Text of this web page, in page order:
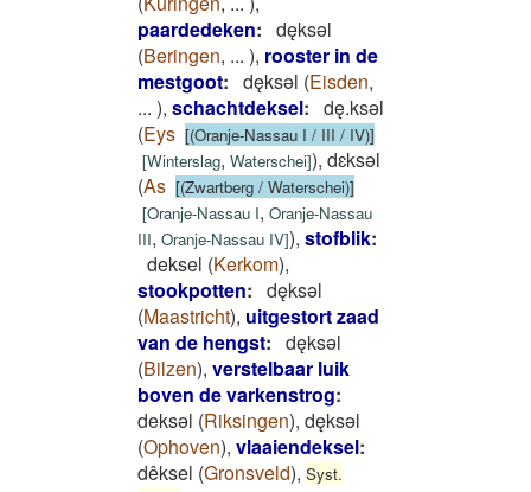
paardedeken: dęksǝl
(Beringen, ... ), rooster in de
mestgoot: dęksǝl (Eisden,
... ), schachtdeksel: dę.ksǝl
(Eys [(Oranje-Nassau I / III / IV)]
[Winterslag, Waterschei]), dɛksǝl
(As [(Zwartberg / Waterschei)]
[Oranje-Nassau I, Oranje-Nassau
III, Oranje-Nassau IV]), stofblik:
deksel (Kerkom),
stookpotten: dęksǝl
(Maastricht), uitgestort zaad
van de hengst: dęksǝl
(Bilzen), verstelbaar luik
boven de varkenstrog:
deksǝl (Riksingen), dęksǝl
(Ophoven), vlaaiendeksel:
dêksel (Gronsveld), Syst.